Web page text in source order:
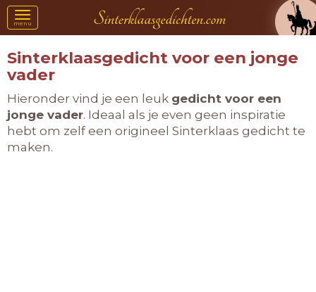
Toggle
navigation
menu
Sinterklaasgedicht voor een jonge
vader
Hieronder vind je een leuk gedicht voor een
jonge vader. Ideaal als je even geen inspiratie
hebt om zelf een origineel Sinterklaas gedicht te
maken.